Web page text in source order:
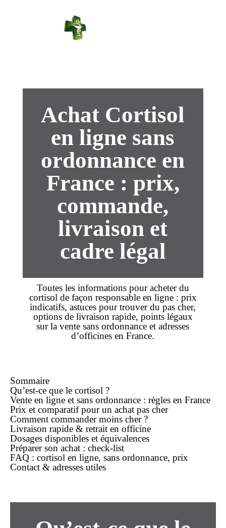
Achat Cortisol
en ligne sans
ordonnance en
France : prix,
commande,
livraison et
cadre légal
Toutes les informations pouracheterdu
cortisol de façon responsable en ligne: prix
indicatifs, astuces pour trouver dupas cher,
options de livraison rapide, points légaux
sur la ventesans ordonnance et adresses
d’officines en France.
Sommaire
Qu’est-ce que le cortisol ?
Vente en ligne et sans ordonnance : règles en France
Prix et comparatif pour un achat pas cher
Comment commandermoins cher ?
Livraison rapide & retrait en officine
Dosages disponibles et équivalences
Préparer son achat : check-list
FAQ : cortisol en ligne, sans ordonnance, prix
Contact & adresses utiles